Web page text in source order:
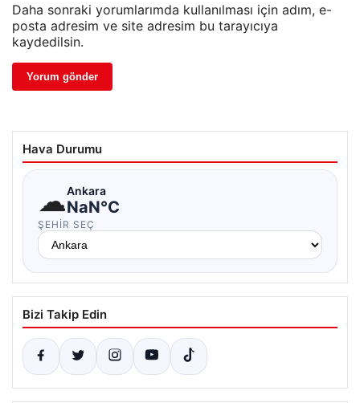
Daha sonraki yorumlarımda kullanılması için adım, e-
posta adresim ve site adresim bu tarayıcıya
kaydedilsin.
Hava Durumu
☁Ankara
NaN°C
ŞEHIR SEÇ
Bizi Takip Edin